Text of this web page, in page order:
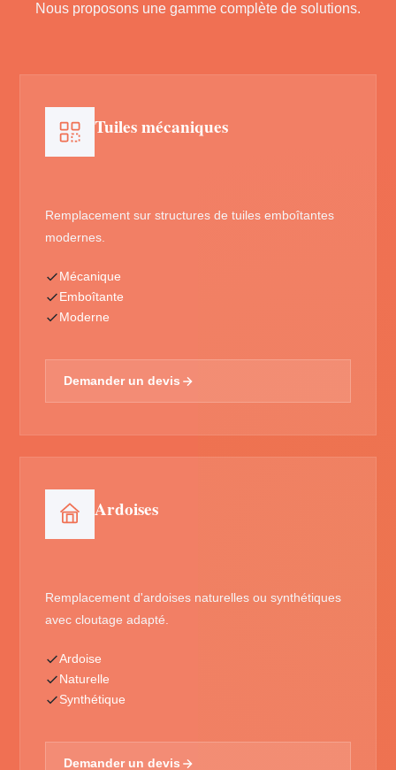
Nous proposons une gamme complète de solutions.
Tuiles mécaniques
Remplacement sur structures de tuiles emboîtantes
modernes.
Mécanique
Emboîtante
Moderne
Demander un devis
Ardoises
Remplacement d'ardoises naturelles ou synthétiques
avec cloutage adapté.
Ardoise
Naturelle
Synthétique
Demander un devis